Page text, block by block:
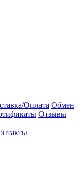
Оплата Обмен
Отзывы